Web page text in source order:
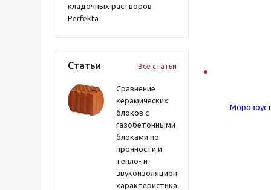
кладочных растворов
Perfekta
Статьи Все статьи
Сравнение
керамических
блоков с
газобетонными
блоками по
прочности и
тепло- и
звукоизоляционным
характеристикам